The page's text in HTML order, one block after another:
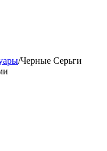
/Черные Серьги